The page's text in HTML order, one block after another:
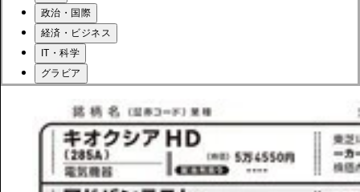
政治・国際
経済・ビジネス
IT・科学
グラビア